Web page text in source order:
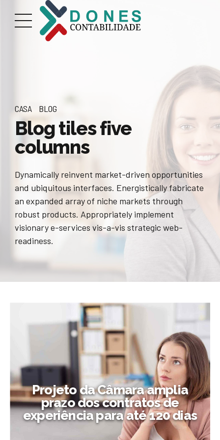
CASA BLOG
Blog tiles five
columns
Dynamically reinvent market-driven opportunities
and ubiquitous interfaces. Energistically fabricate
an expanded array of niche markets through
robust products. Appropriately implement
visionary e-services vis-a-vis strategic web-
readiness.
Projeto da Câmara amplia
prazo dos contratos de
experiência para até 120 dias